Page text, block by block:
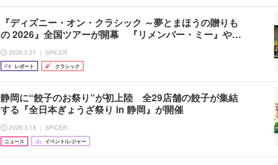
『ディズニー・オン・クラシック ～夢とまほうの贈りも
の 2026』全国ツアーが開幕 『リメンバー・ミー』や…
2026.5.21 ｜ SPICER
レポート クラシック
静岡に“餃子のお祭り”が初上陸 全29店舗の餃子が集結
する『全日本ぎょうざ祭り in 静岡』が開催
2026.3.18 ｜ SPICER
ニュース イベント/レジャー